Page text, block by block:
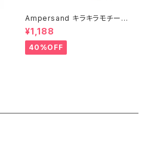
Ampersand キラキラモチーフ
プールバッグ/SS
¥1,188
40%OFF